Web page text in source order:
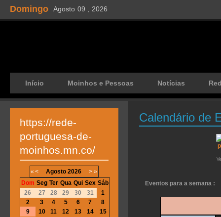
Domingo Agosto 09 , 2026
Início Moinhos e Pessoas Notícias
Calendário de
Eventos para a semana :
https://rede-
portuguesa-de-
moinhos.mn.co/
« < Agosto 2026 > »
Dom Seg Ter Qua Qui Sex Sáb
26
27 28 29 30 31
1
2
3 4 5 6 7
8
9
10 11 12 13 14
15